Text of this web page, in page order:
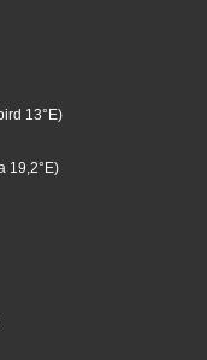
13°E)
19,2°E)